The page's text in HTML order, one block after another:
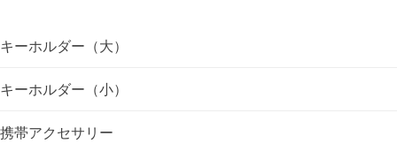
ゲ
ー
シ
キーホルダー（大）
キーホルダー（小）
携帯アクセサリー